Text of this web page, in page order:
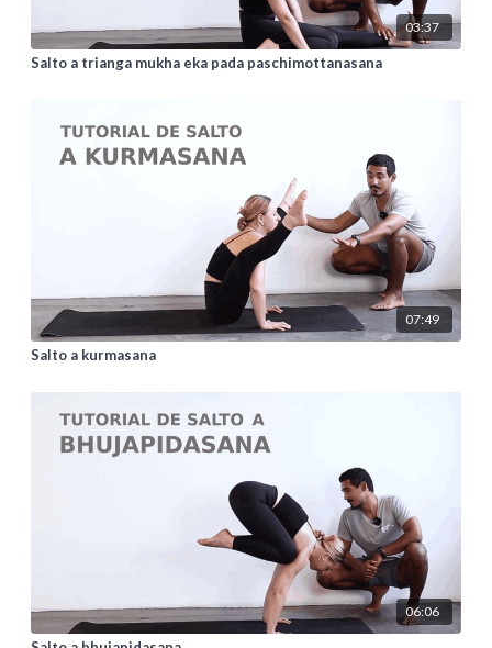
03:37
Salto a trianga mukha eka pada paschimottanasana
07:49
Salto a kurmasana
06:06